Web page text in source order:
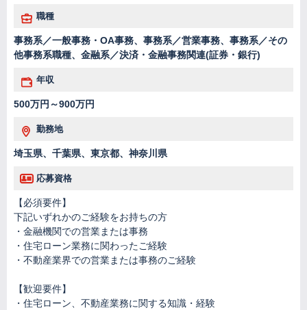
職種
事務系／一般事務・OA事務、事務系／営業事務、事務系／その
他事務系職種、金融系／決済・金融事務関連(証券・銀行)
年収
500万円～900万円
勤務地
埼玉県、千葉県、東京都、神奈川県
応募資格
【必須要件】
下記いずれかのご経験をお持ちの方
・金融機関での営業または事務
・住宅ローン業務に関わったご経験
・不動産業界での営業または事務のご経験
【歓迎要件】
・住宅ローン、不動産業務に関する知識・経験